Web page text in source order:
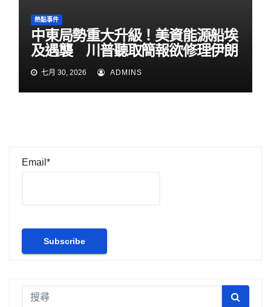
熱點事件
中東局勢重大升級！美資能源船埃
及遇襲 川普聽取簡報欲修理伊朗
七月 30, 2026 ADMINS
Email*